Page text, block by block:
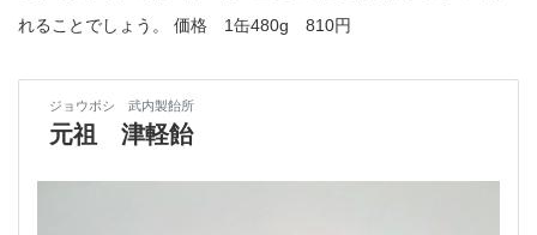
れることでしょう。 価格 1缶480g 810円
ジョウボシ 武内製飴所
元祖 津軽飴